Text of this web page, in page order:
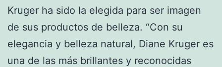
Kruger ha sido la elegida para ser imagen
de sus productos de belleza. “Con su
elegancia y belleza natural, Diane Kruger es
una de las más brillantes y reconocidas